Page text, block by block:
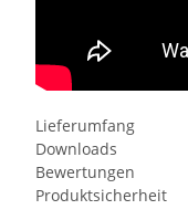
Lieferumfang
Downloads
Bewertungen
Produktsicherheit